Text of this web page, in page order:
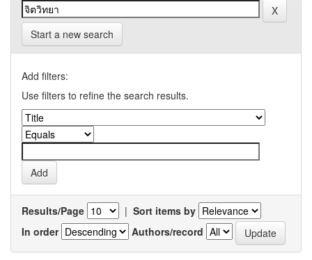
Start a new search
Add filters:
Use filters to refine the search results.
Results/Page | Sort items by
In order
Authors/record